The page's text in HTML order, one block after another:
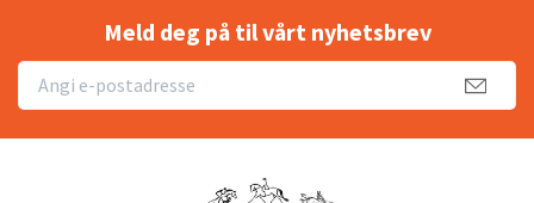
Meld deg på til vårt nyhetsbrev